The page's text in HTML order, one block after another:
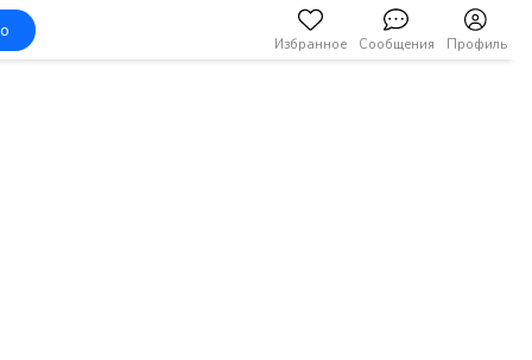
Избранное Сообщения Профиль